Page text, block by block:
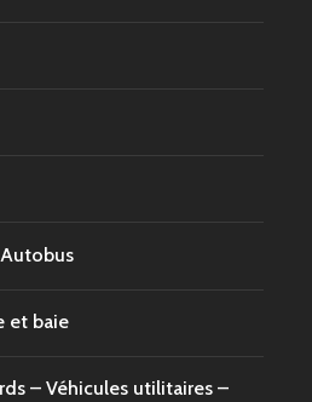
et baie
– Véhicules utilitaires –